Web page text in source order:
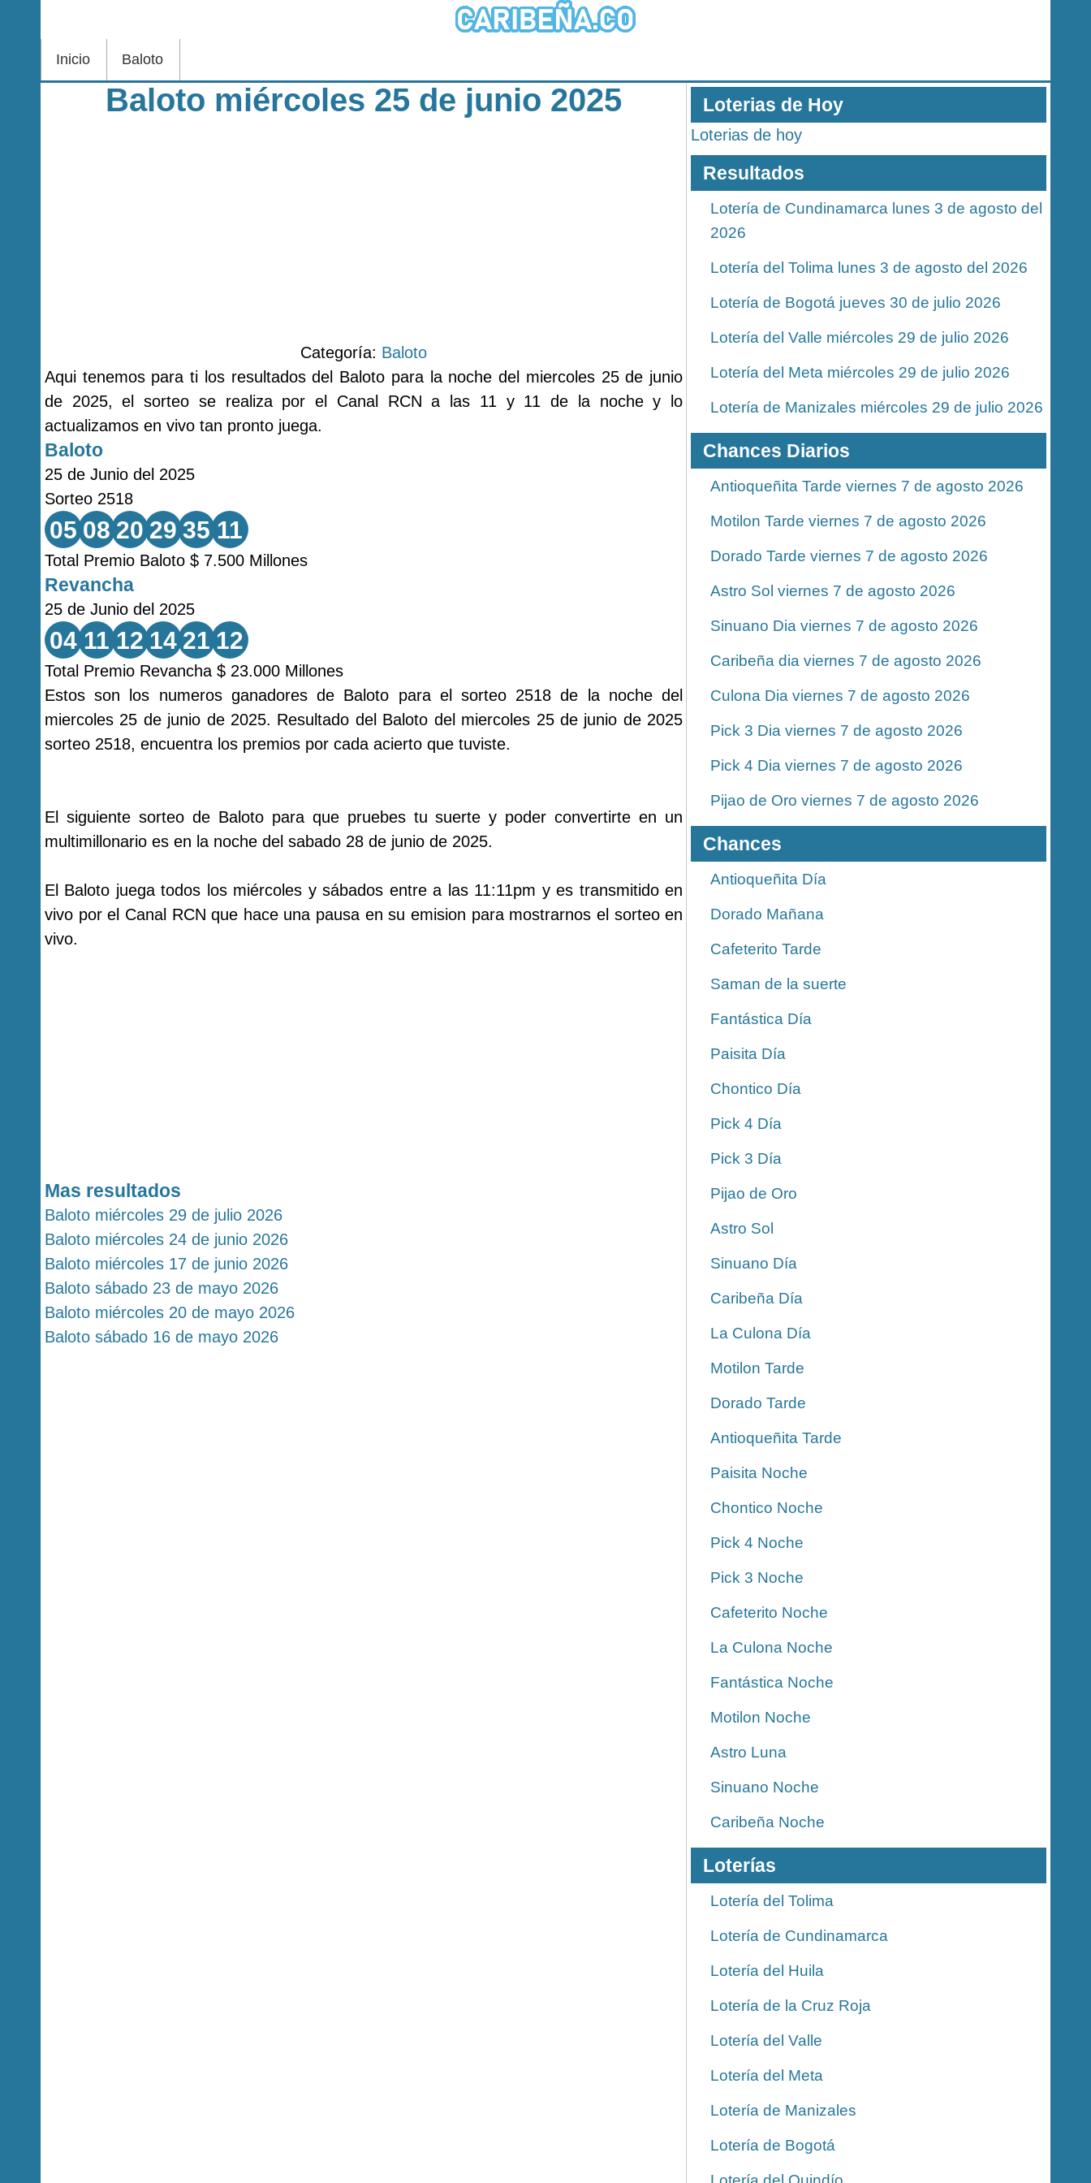
Inicio Baloto
Baloto miércoles 25 de junio 2025
Categoría: Baloto
Aqui tenemos para ti los resultados del Baloto para la noche del miercoles 25 de junio
de 2025, el sorteo se realiza por el Canal RCN a las 11 y 11 de la noche y lo
actualizamos en vivo tan pronto juega.
Baloto
25 de Junio del 2025
Sorteo 2518
05 08 20 29 35 11
Total Premio Baloto $ 7.500 Millones
Revancha
25 de Junio del 2025
04 11 12 14 21 12
Total Premio Revancha $ 23.000 Millones
Estos son los numeros ganadores de Baloto para el sorteo 2518 de la noche del
miercoles 25 de junio de 2025. Resultado del Baloto del miercoles 25 de junio de 2025
sorteo 2518, encuentra los premios por cada acierto que tuviste.
El siguiente sorteo de Baloto para que pruebes tu suerte y poder convertirte en un
multimillonario es en la noche del sabado 28 de junio de 2025.
El Baloto juega todos los miércoles y sábados entre a las 11:11pm y es transmitido en
vivo por el Canal RCN que hace una pausa en su emision para mostrarnos el sorteo en
vivo.
Mas resultados
Baloto miércoles 29 de julio 2026
Baloto miércoles 24 de junio 2026
Baloto miércoles 17 de junio 2026
Baloto sábado 23 de mayo 2026
Baloto miércoles 20 de mayo 2026
Baloto sábado 16 de mayo 2026
Loterias de Hoy
Loterias de hoy
Resultados
Lotería de Cundinamarca lunes 3 de agosto del
2026
Lotería del Tolima lunes 3 de agosto del 2026
Lotería de Bogotá jueves 30 de julio 2026
Lotería del Valle miércoles 29 de julio 2026
Lotería del Meta miércoles 29 de julio 2026
Lotería de Manizales miércoles 29 de julio 2026
Chances Diarios
Antioqueñita Tarde viernes 7 de agosto 2026
Motilon Tarde viernes 7 de agosto 2026
Dorado Tarde viernes 7 de agosto 2026
Astro Sol viernes 7 de agosto 2026
Sinuano Dia viernes 7 de agosto 2026
Caribeña dia viernes 7 de agosto 2026
Culona Dia viernes 7 de agosto 2026
Pick 3 Dia viernes 7 de agosto 2026
Pick 4 Dia viernes 7 de agosto 2026
Pijao de Oro viernes 7 de agosto 2026
Chances
Antioqueñita Día
Dorado Mañana
Cafeterito Tarde
Saman de la suerte
Fantástica Día
Paisita Día
Chontico Día
Pick 4 Día
Pick 3 Día
Pijao de Oro
Astro Sol
Sinuano Día
Caribeña Día
La Culona Día
Motilon Tarde
Dorado Tarde
Antioqueñita Tarde
Paisita Noche
Chontico Noche
Pick 4 Noche
Pick 3 Noche
Cafeterito Noche
La Culona Noche
Fantástica Noche
Motilon Noche
Astro Luna
Sinuano Noche
Caribeña Noche
Loterías
Lotería del Tolima
Lotería de Cundinamarca
Lotería del Huila
Lotería de la Cruz Roja
Lotería del Valle
Lotería del Meta
Lotería de Manizales
Lotería de Bogotá